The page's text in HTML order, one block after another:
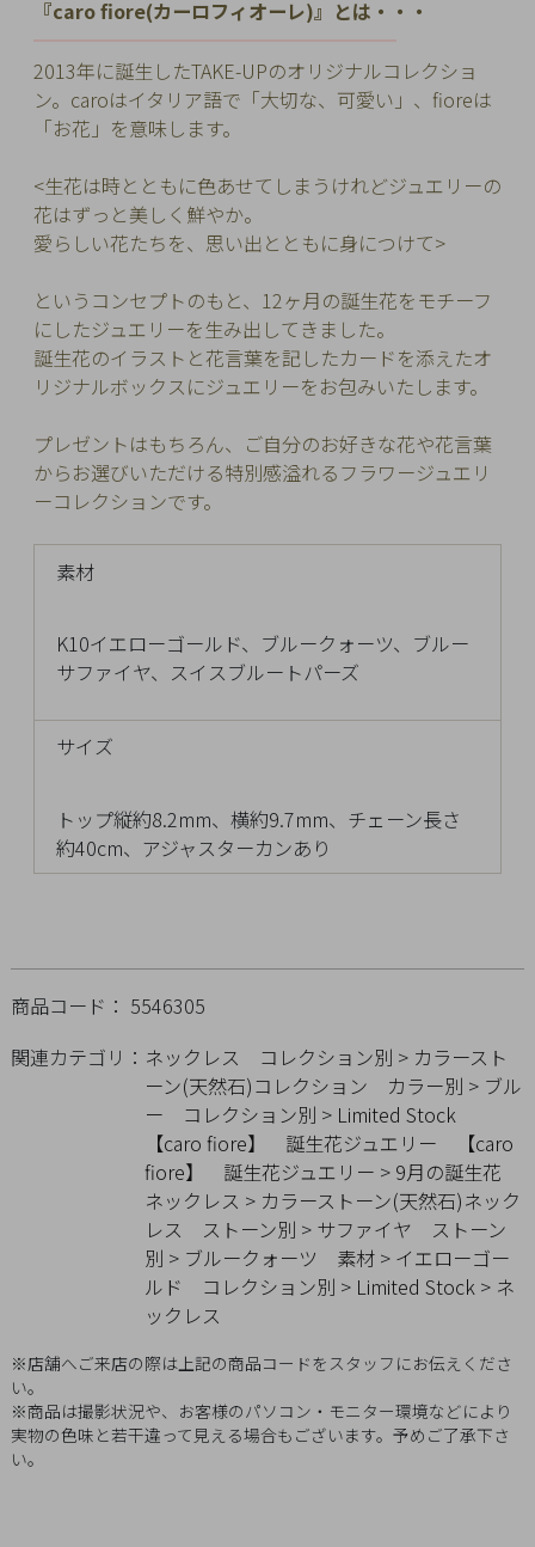
『caro fiore(カーロフィオーレ)』とは・・・
2013年に誕生したTAKE-UPのオリジナルコレクショ
ン。 caroはイタリア語で「大切な、可愛い」、fioreは
「お花」を意味します。
<生花は時とともに色あせてしまうけれどジュエリーの
花はずっと美しく鮮やか。
愛らしい花たちを、思い出とともに身につけて>
というコンセプトのもと、12ヶ月の誕生花をモチーフ
にしたジュエリーを生み出してきました。
誕生花のイラストと花言葉を記したカードを添えたオ
リジナルボックスにジュエリーをお包みいたします。
プレゼントはもちろん、ご自分のお好きな花や花言葉
からお選びいただける特別感溢れるフラワージュエリ
ーコレクションです。
素材
K10イエローゴールド、ブルークォーツ、ブルー
サファイヤ、スイスブルートパーズ
サイズ
トップ縦約8.2mm、横約9.7mm、チェーン長さ
約40cm、アジャスターカンあり
商品コード： 5546305
関連カテゴリ： ネックレス コレクション別 > カラースト
ーン(天然石)コレクション
カラー別 > ブル
ー
コレクション別 > Limited Stock
【caro fiore】 誕生花ジュエリー
【caro
fiore】 誕生花ジュエリー > 9月の誕生花
ネックレス > カラーストーン(天然石)ネック
レス
ストーン別 > サファイヤ
ストーン
別 > ブルークォーツ 素材 > イエローゴー
ルド
コレクション別 > Limited Stock > ネ
ックレス
※店舗へご来店の際は上記の商品コードをスタッフにお伝えくださ
い。
※商品は撮影状況や、お客様のパソコン・モニター環境などにより
実物の色味と若干違って見える場合もございます。予めご了承下さ
い。
チ
ッ
ク
し
商
品
ご
利
ガ
イ
ド
LIST
社
ポ
シ
ー